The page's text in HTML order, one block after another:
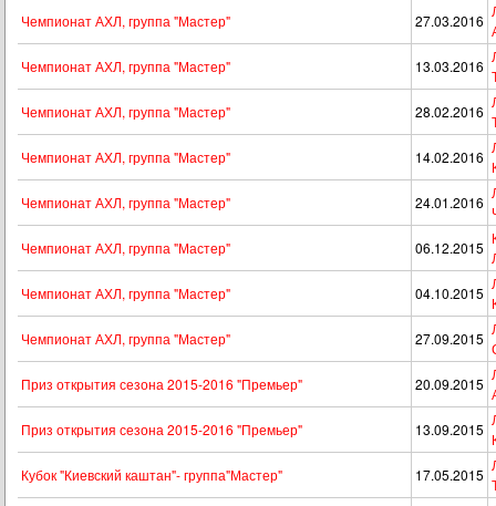
Чемпионат АХЛ, группа "Мастер"
27.03.2016
Чемпионат АХЛ, группа "Мастер"
13.03.2016
Чемпионат АХЛ, группа "Мастер"
28.02.2016
Чемпионат АХЛ, группа "Мастер"
14.02.2016
Чемпионат АХЛ, группа "Мастер"
24.01.2016
Чемпионат АХЛ, группа "Мастер"
06.12.2015
Чемпионат АХЛ, группа "Мастер"
04.10.2015
Чемпионат АХЛ, группа "Мастер"
27.09.2015
Приз открытия сезона 2015-2016 "Премьер"
20.09.2015
Приз открытия сезона 2015-2016 "Премьер"
13.09.2015
Кубок "Киевский каштан"- группа"Мастер"
17.05.2015